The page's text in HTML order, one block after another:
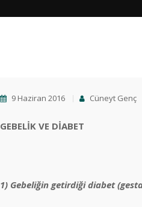
9 Haziran 2016 Cüneyt Genç
GEBELİK VE DİABET
1) Gebeliğin getirdiği diabet